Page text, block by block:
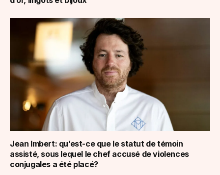
Jean Imbert: qu’est-ce que le statut de témoin
assisté, sous lequel le chef accusé de violences
conjugales a été placé?